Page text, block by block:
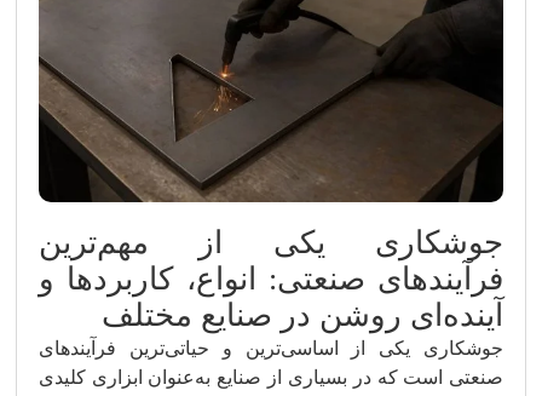
جوشکاری یکی از مهم‌ترین
فرآیندهای صنعتی: انواع، کاربردها و
آینده‌ای روشن در صنایع مختلف
جوشکاری یکی از اساسی‌ترین و حیاتی‌ترین فرآیندهای
صنعتی است که در بسیاری از صنایع به‌عنوان ابزاری کلیدی